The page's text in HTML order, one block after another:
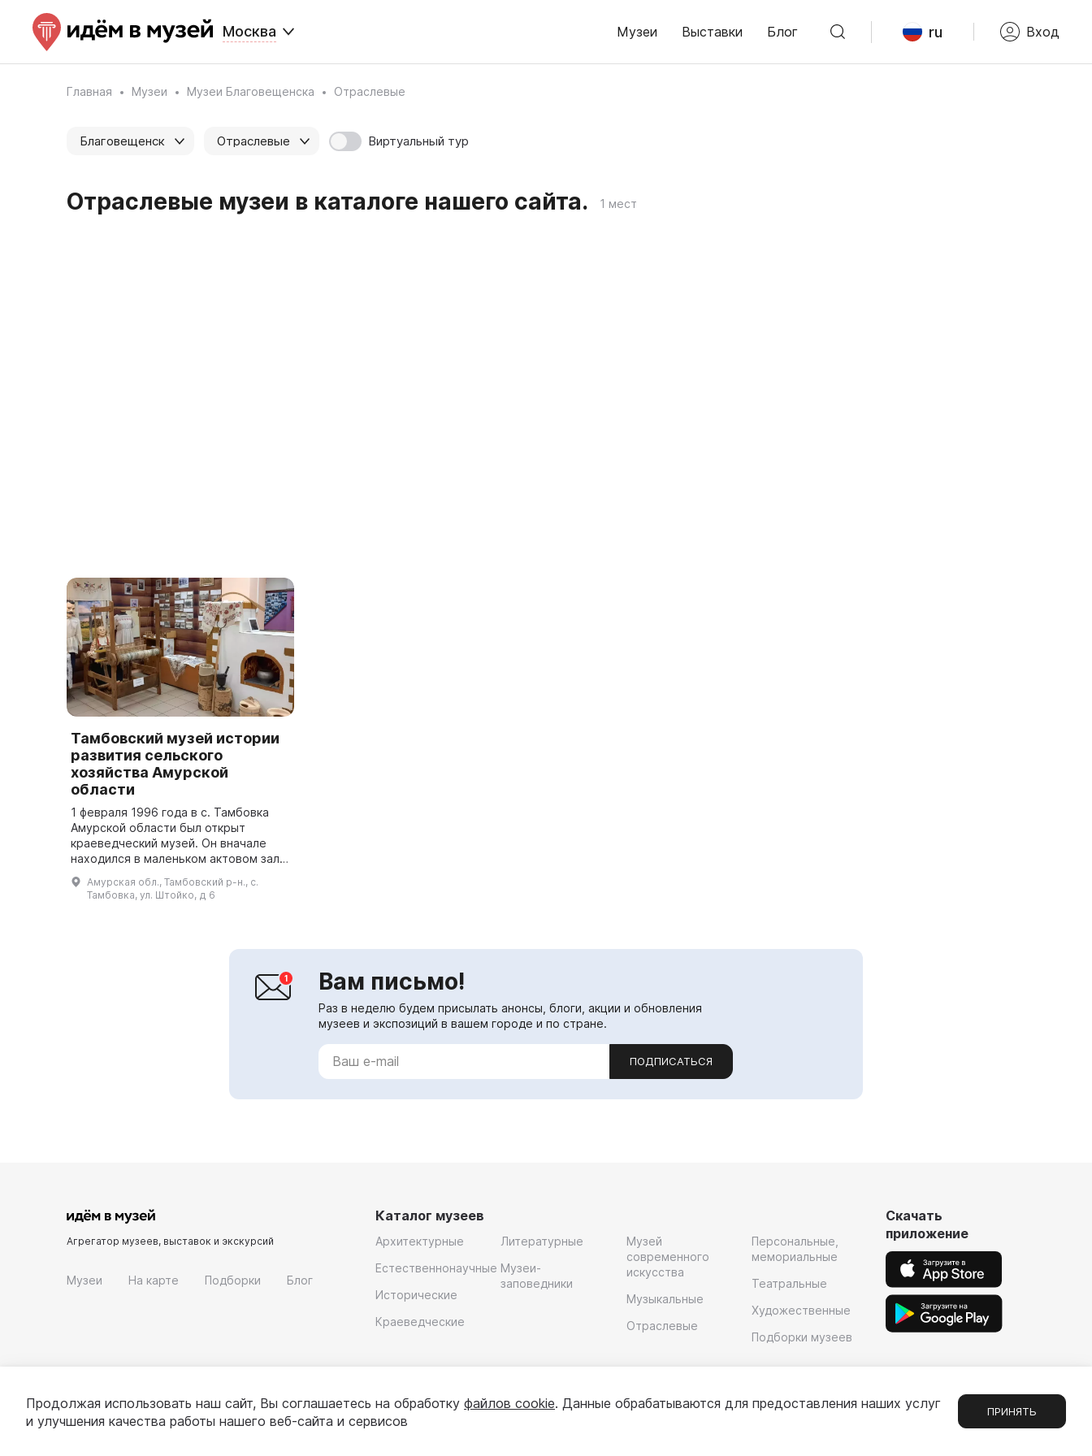
Москва Музеи Выставки Блог ru Вход
Главная Музеи Музеи Благовещенска Отраслевые
Благовещенск Отраслевые Виртуальный тур
Отраслевые музеи в каталоге нашего сайта. 1 мест
Тамбовский музей истории
развития сельского
хозяйства Амурской
области
1 февраля 1996 года в с. Тамбовка
Амурской области был открыт
краеведческий музей. Он вначале
находился в маленьком актовом зале
районного Дома культуры.
Директором музея была назначена
Ильяшик Лина П...
Амурская обл., Тамбовский р-н., с.
Тамбовка, ул. Штойко, д 6
Вам письмо!
Раз в неделю будем присылать анонсы, блоги, акции и обновления
музеев и экспозиций в вашем городе и по стране.
ПОДПИСАТЬСЯ
Агрегатор музеев, выставок и экскурсий
Музеи На карте Подборки Блог
Каталог музеев
Архитектурные
Естественнонаучные
Исторические
Краеведческие
Литературные
Музеи-
заповедники
Музей
современного
искусства
Музыкальные
Отраслевые
Персональные,
мемориальные
Театральные
Художественные
Подборки музеев
Скачать
приложение
Продолжая использовать наш сайт, Вы соглашаетесь на обработку файлов cookie. Данные обрабатываются для предоставления наших услуг
и улучшения качества работы нашего веб-сайта и сервисов
ПРИНЯТЬ